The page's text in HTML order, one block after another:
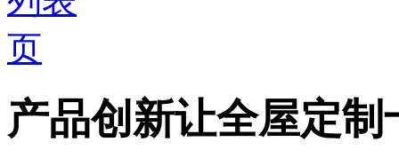
产品创新让全屋定